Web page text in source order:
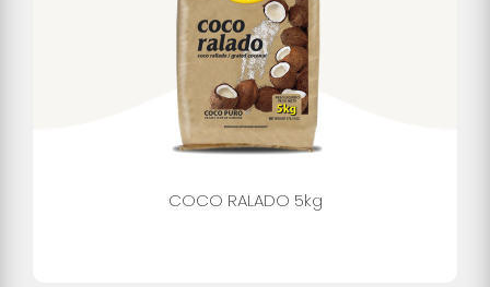
COCO RALADO 5kg